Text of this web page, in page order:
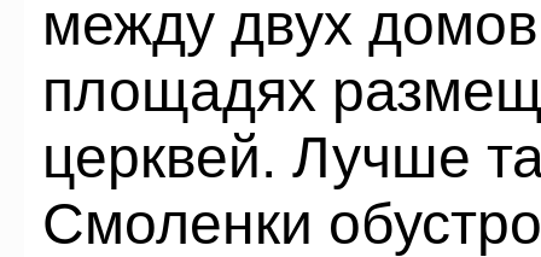
между двух
площадях
церквей. Лучше
Смоленки